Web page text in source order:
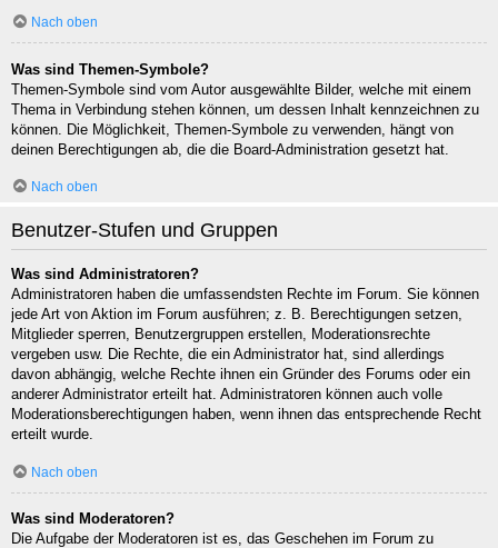
Nach oben
Was sind Themen-Symbole?
Themen-Symbole sind vom Autor ausgewählte Bilder, welche mit einem
Thema in Verbindung stehen können, um dessen Inhalt kennzeichnen zu
können. Die Möglichkeit, Themen-Symbole zu verwenden, hängt von
deinen Berechtigungen ab, die die Board-Administration gesetzt hat.
Nach oben
Benutzer-Stufen und Gruppen
Was sind Administratoren?
Administratoren haben die umfassendsten Rechte im Forum. Sie können
jede Art von Aktion im Forum ausführen; z. B. Berechtigungen setzen,
Mitglieder sperren, Benutzergruppen erstellen, Moderationsrechte
vergeben usw. Die Rechte, die ein Administrator hat, sind allerdings
davon abhängig, welche Rechte ihnen ein Gründer des Forums oder ein
anderer Administrator erteilt hat. Administratoren können auch volle
Moderationsberechtigungen haben, wenn ihnen das entsprechende Recht
erteilt wurde.
Nach oben
Was sind Moderatoren?
Die Aufgabe der Moderatoren ist es, das Geschehen im Forum zu